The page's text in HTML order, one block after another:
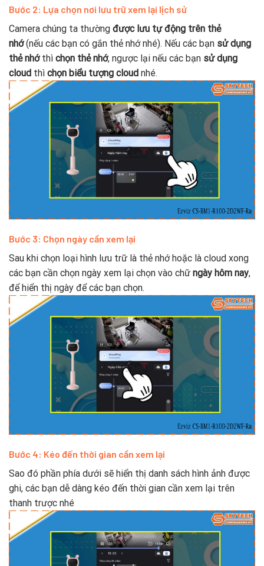
Bước 2: Lựa chọn nơi lưu trữ xem lại lịch sử
Camera chúng ta thường được lưu tự động trên thẻ
nhớ(nếu các bạn có gắn thẻ nhớ nhé). Nếu các bạn sử dụng
thẻ nhớthì chọn thẻ nhớ, ngược lại nếu các bạn sử dụng
cloud thì chọn biểu tượng cloud nhé.
Bước 3: Chọn ngày cần xem lại
Sau khi chọn loại hình lưu trữ là thẻ nhớ hoặc là cloud xong
các bạn cần chọn ngày xem lại chọn vào chữ ngày hôm nay,
để hiển thị ngày để các bạn chọn.
Bước 4: Kéo đến thời gian cần xem lại
Sao đó phần phía dưới sẽ hiển thị danh sách hình ảnh được
ghi, các bạn dễ dàng kéo đến thời gian cần xem lại trên
thanh trược nhé